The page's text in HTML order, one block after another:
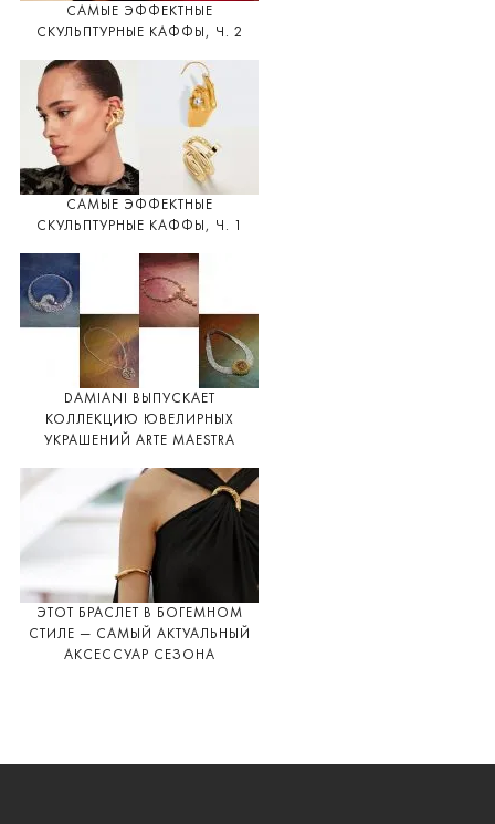
САМЫЕ ЭФФЕКТНЫЕ
СКУЛЬПТУРНЫЕ КАФФЫ, Ч. 2
САМЫЕ ЭФФЕКТНЫЕ
СКУЛЬПТУРНЫЕ КАФФЫ, Ч. 1
DAMIANI ВЫПУСКАЕТ
КОЛЛЕКЦИЮ ЮВЕЛИРНЫХ
УКРАШЕНИЙ ARTE MAESTRA
ЭТОТ БРАСЛЕТ В БОГЕМНОМ
СТИЛЕ — САМЫЙ АКТУАЛЬНЫЙ
АКСЕССУАР СЕЗОНА